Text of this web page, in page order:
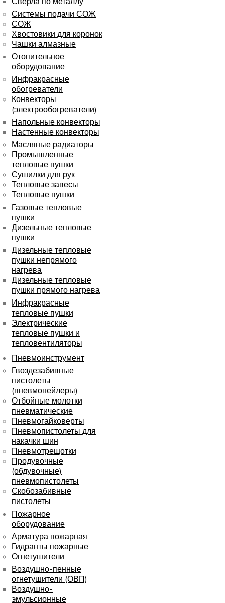
Системы подачи СОЖ
СОЖ
Хвостовики для коронок
Чашки алмазные
Отопительное
оборудование
Инфракрасные
обогреватели
Конвекторы
(электрообогреватели)
Напольные конвекторы
Настенные конвекторы
Масляные радиаторы
Промышленные
тепловые пушки
Сушилки для рук
Тепловые завесы
Тепловые пушки
Газовые тепловые
пушки
Дизельные тепловые
пушки
Дизельные тепловые
пушки непрямого
нагрева
Дизельные тепловые
пушки прямого нагрева
Инфракрасные
тепловые пушки
Электрические
тепловые пушки и
тепловентиляторы
Пневмоинструмент
Гвоздезабивные
пистолеты
(пневмонейлеры)
Отбойные молотки
пневматические
Пневмогайковерты
Пневмопистолеты для
накачки шин
Пневмотрещотки
Продувочные
(обдувочные)
пневмопистолеты
Скобозабивные
пистолеты
Пожарное
оборудование
Арматура пожарная
Гидранты пожарные
Огнетушители
Воздушно-пенные
огнетушители (ОВП)
Воздушно-
эмульсионные